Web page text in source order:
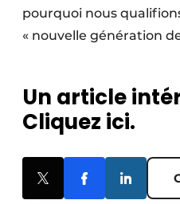
pourquoi nous
« nouvelle génération
Un article
Cliquez ici.